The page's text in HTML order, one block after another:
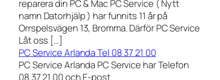
reparera din PC & Mac PC Service ( Nytt
namn Datorhjälp ) har funnits 11 år på
Orrspelsvägen 13, Bromma. Därför PC Service
Låt oss […]
PC Service Arlanda Tel 08 37 21 00
PC Service Arlanda PC Service har Telefon
08 37 21 00 och E-post